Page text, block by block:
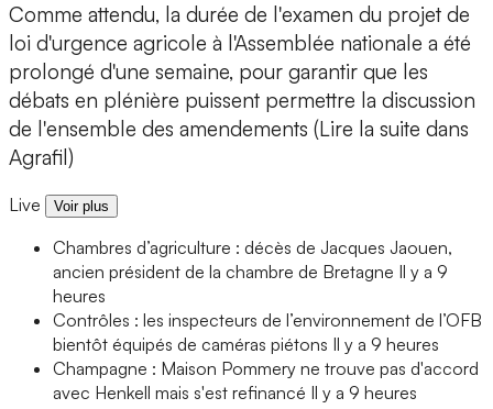
Comme attendu, la durée de l'examen du projet de
loi d'urgence agricole à l'Assemblée nationale a été
prolongé d'une semaine, pour garantir que les
débats en plénière puissent permettre la discussion
de l'ensemble des amendements (Lire la suite dans
Agrafil)
Live Voir plus
Chambres d’agriculture : décès de Jacques Jaouen,
ancien président de la chambre de Bretagne Il y a 9
heures
Contrôles : les inspecteurs de l’environnement de l’OFB
bientôt équipés de caméras piétons Il y a 9 heures
Champagne : Maison Pommery ne trouve pas d'accord
avec Henkell mais s'est refinancé Il y a 9 heures